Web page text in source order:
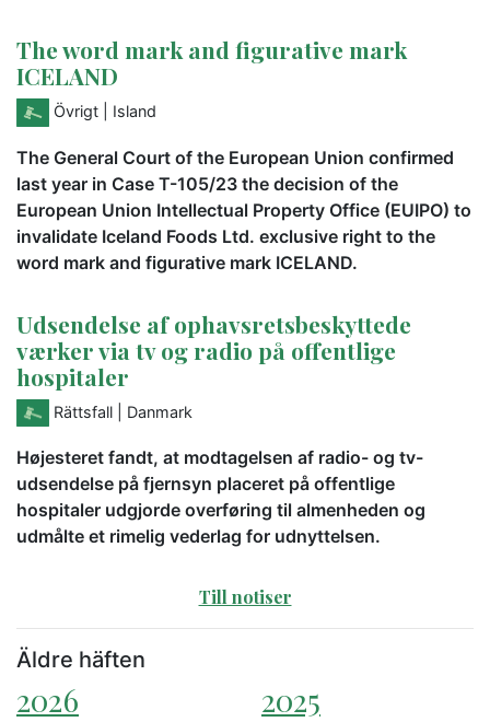
The word mark and figurative mark
ICELAND
Övrigt | Island
The General Court of the European Union confirmed
last year in Case T-105/23 the decision of the
European Union Intellectual Property Office (EUIPO) to
invalidate Iceland Foods Ltd. exclusive right to the
word mark and figurative mark ICELAND.
Udsendelse af ophavsretsbeskyttede
værker via tv og radio på offentlige
hospitaler
Rättsfall | Danmark
Højesteret fandt, at modtagelsen af radio- og tv-
udsendelse på fjernsyn placeret på offentlige
hospitaler udgjorde overføring til almenheden og
udmålte et rimelig vederlag for udnyttelsen.
Till notiser
Äldre häften
2026
2025